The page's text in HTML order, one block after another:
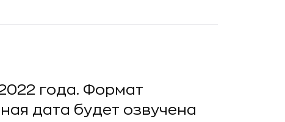
года. Формат
дата будет озвучена